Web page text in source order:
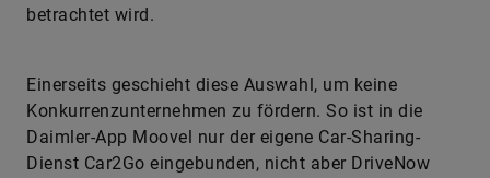
betrachtet wird.
Einerseits geschieht diese Auswahl, um keine
Konkurrenzunternehmen zu fördern. So ist in die
Daimler-App Moovel nur der eigene Car-Sharing-
Dienst Car2Go eingebunden, nicht aber DriveNow